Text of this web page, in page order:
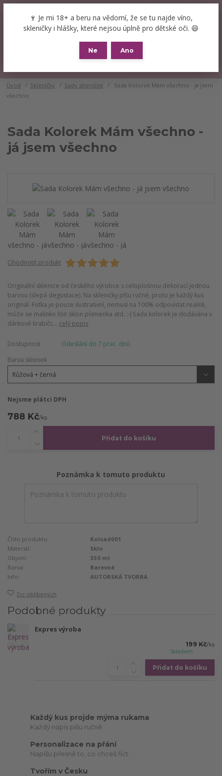
🍷 Je mi 18+ a beru na vědomí, že se tu najde víno,
skleničky i hlášky, které nejsou úplně pro dětské oči. 😄
Ne
Ano
0 Kč
Úvod Skleničky Sady skleniček
Sada Kolorek Mám všechno - já jsem
všechno
Sada Kolorek Mám všechno -
já jsem všechno
Ohodnotit produkt
Originální sklenice od českého výrobce s celoplošnou dekorací jednou
barvou (slepá degustace). Na skleničky píšu ručně, proto je každý kus
originál. Fotka je pouze ilustrativní, nemusí na 100% odpovídat realitě,
může se malinko lišit sklon písmenka atd. :-) Sada kolorek je dodávána v
dárkové krabičc... celý popis
Dostupnost
Odeslání do 7 prac. dnů
Barva sklenek
Nejsme plátci DPH
788 Kč/ks
Přidat do košíku
Poznámka k tomuto produktu
Číslo produktu:
Kolsad001
Materiál:
Sklo
Objem:
350 ml
Barva:
Barevné
Info:
AUTORSKÁ TVORBA
Do oblíbených
Podobné produkty
Expres výroba
199 Kč/ks
Skladem
Přidat do košíku
Každý kus projde mýma rukama
Každý nápis píšu ručně.
Personalizace na přání
Napíšu přesně to, co chceš říct.
Tvořím v Česku